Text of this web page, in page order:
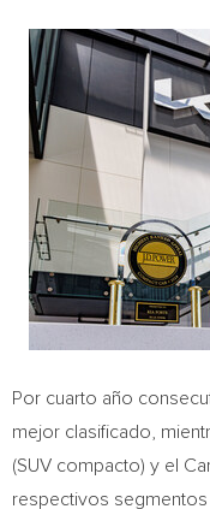
Por cuarto año
mejor clasificado,
(SUV compacto) y el
respectivos